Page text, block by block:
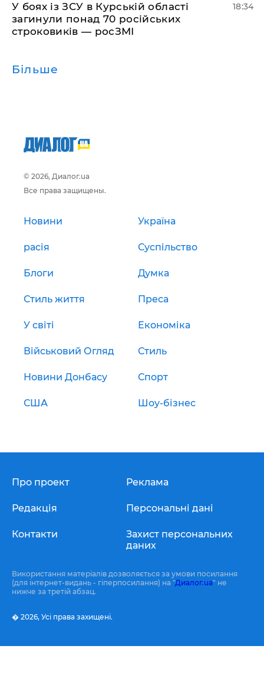
​У боях із ЗСУ в Курській області
загинули понад 70 російських
строковиків — росЗМІ
18:34
Більше
© 2026, Диалог.ua
Все права защищены.
Новини Україна
расія Суспільство
Блоги Думка
Стиль життя Преса
У світі Економіка
Військовий Огляд Стиль
Новини Донбасу Спорт
США Шоу-бізнес
Про проект
Редакція
Контакти
Реклама
Персональні дані
Захист персональних
даних
Використання матеріалів дозволяється за умови посилання
(для інтернет-видань - гіперпосилання) на "Диалог.ua" не
нижче за третій абзац.
� 2026, Усі права захищені.